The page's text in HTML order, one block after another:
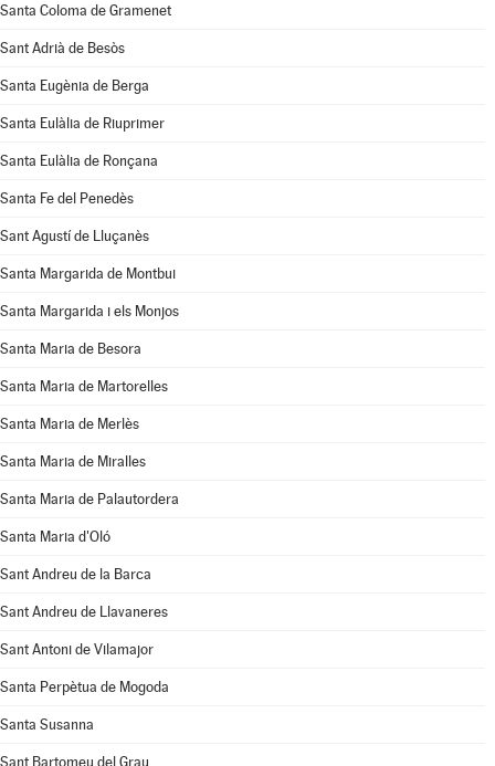
Santa Coloma de Gramenet
Sant Adrià de Besòs
Santa Eugènia de Berga
Santa Eulàlia de Riuprimer
Santa Eulàlia de Ronçana
Santa Fe del Penedès
Sant Agustí de Lluçanès
Santa Margarida de Montbui
Santa Margarida i els Monjos
Santa Maria de Besora
Santa Maria de Martorelles
Santa Maria de Merlès
Santa Maria de Miralles
Santa Maria de Palautordera
Santa Maria d'Oló
Sant Andreu de la Barca
Sant Andreu de Llavaneres
Sant Antoni de Vilamajor
Santa Perpètua de Mogoda
Santa Susanna
Sant Bartomeu del Grau